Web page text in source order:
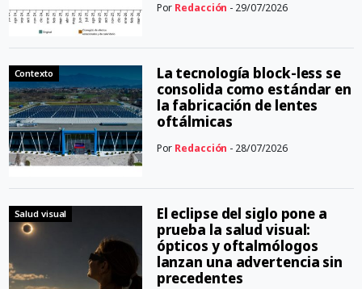
Por Redacción - 29/07/2026
Contexto
La tecnología block-less se
consolida como estándar en
la fabricación de lentes
oftálmicas
Por Redacción - 28/07/2026
Salud visual
El eclipse del siglo pone a
prueba la salud visual:
ópticos y oftalmólogos
lanzan una advertencia sin
precedentes